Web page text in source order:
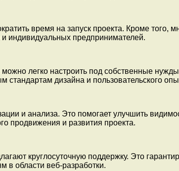
время на запуск проекта. Кроме того,
индивидуальных предпринимателей.
легко настроить под собственные
стандартам дизайна и пользовательского
и анализа. Это помогает улучшить
продвижения и развития проекта.
круглосуточную поддержку. Это
в области веб-разработки.